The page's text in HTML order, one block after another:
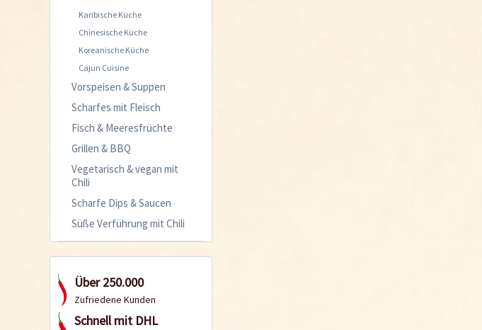
Karibische Küche
Chinesische Küche
Koreanische Küche
Cajun Cuisine
Vorspeisen & Suppen
Scharfes mit Fleisch
Fisch & Meeresfrüchte
Grillen & BBQ
Vegetarisch & vegan mit
Chili
Scharfe Dips & Saucen
Süße Verführung mit Chili
Über 250.000
Zufriedene Kunden
Schnell mit DHL